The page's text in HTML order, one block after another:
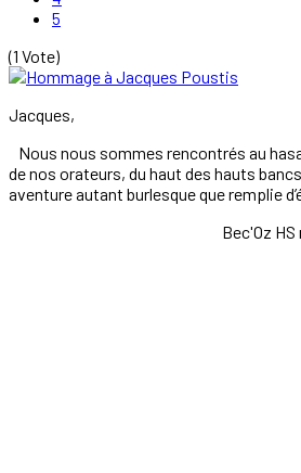
5
(1 Vote)
Jacques,
Nous nous sommes rencontrés au
de nos orateurs, du haut des hauts
aventure autant burlesque que remplie
Bec'Oz